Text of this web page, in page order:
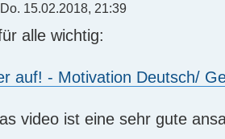
15.02.2018, 21:39
alle wichtig:
auf! - Motivation Deutsch/
video ist eine sehr gute